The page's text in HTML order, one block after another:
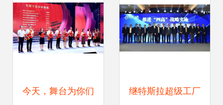
今天，舞台为你们 继特斯拉超级工厂